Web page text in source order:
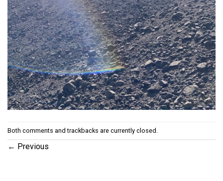
Both comments and trackbacks are currently closed.
← Previous